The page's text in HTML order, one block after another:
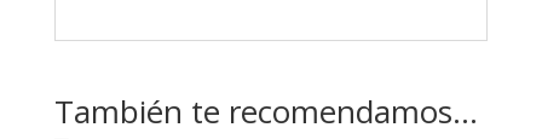
También te recomendamos…